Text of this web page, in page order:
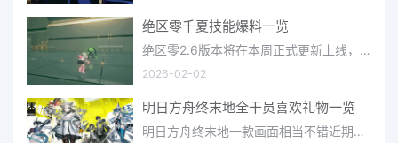
绝区零千夏技能爆料一览
绝区零2.6版本将在本周正式更新上线，上周的前瞻直播官方给玩家们带来关于最新版本的卡池信息和相关活动内容，
2026-02-02
明日方舟终末地全干员喜欢礼物一览
明日方舟终末地一款画面相当不错近期非常火爆的大型二次元冒险游戏，这里有相当多好看的干员可以让你来抽取并